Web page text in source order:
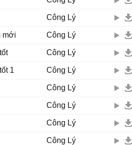
Công Lý
mới Công Lý
Công Lý
1 Công Lý
Công Lý
Công Lý
Công Lý
Công Lý